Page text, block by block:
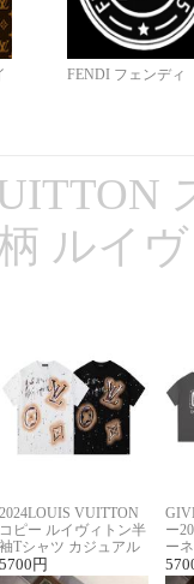
FENDI フェンディ
ルイ
2024LOUIS VUITTON
コピー ルイヴィトン半
袖Tシャツ カジュアル
に馴染む 2色展開
5700 円
ー
ー
ー